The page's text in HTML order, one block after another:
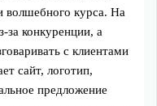
волшебного курса. На
за конкуренции, а
с клиентами
сайт, логотип,
предложение